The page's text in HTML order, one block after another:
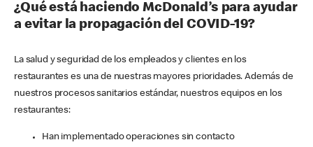
¿Qué está haciendo McDonald’s para ayudar
a evitar la propagación del COVID-19?
La salud y seguridad de los empleados y clientes en los
restaurantes es una de nuestras mayores prioridades. Además de
nuestros procesos sanitarios estándar, nuestros equipos en los
restaurantes:
Han implementado operaciones sin contacto